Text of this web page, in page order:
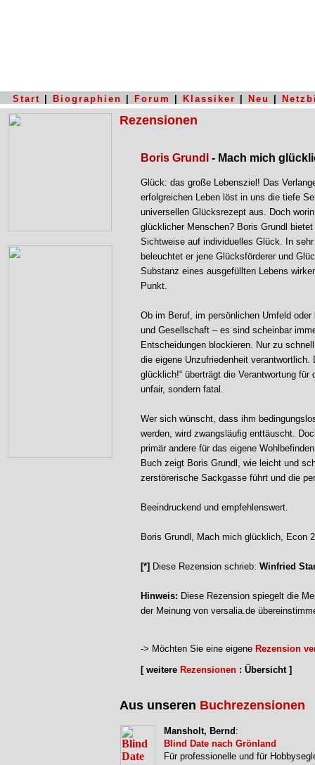
Start Biographien Forum Klassiker Neu
Rezensionen
Boris Grundl - Mach mich
Glück: das große Lebensziel! Das
erfolgreichen Leben löst in uns die tiefe
universellen Glücksrezept aus. Doch
glücklicher Menschen? Boris Grundl
Sichtweise auf individuelles Glück. In
beleuchtet er jene Glücksförderer und
Substanz eines ausgefüllten Lebens
Punkt.
Ob im Beruf, im persönlichen Umfeld
und Gesellschaft – es sind scheinbar
Entscheidungen blockieren. Nur zu
die eigene Unzufriedenheit verantwortlich.
glücklich!“ überträgt die Verantwortung
unfair, sondern fatal.
Wer sich wünscht, dass ihm
werden, wird zwangsläufig enttäuscht.
primär andere für das eigene
Buch zeigt Boris Grundl, wie leicht und
zerstörerische Sackgasse führt und die
Beeindruckend und empfehlenswert.
Boris Grundl, Mach mich glücklich, Econ
[*] Diese Rezension schrieb: Winfried
Hinweis: Diese Rezension spiegelt die
der Meinung von versalia.de
-> Möchten Sie eine eigene Rezension
[ weitere Rezensionen : Übersicht ]
Aus unseren Buchrezensionen
Mansholt, Bernd :
Blind Date nach Grönland
Für professionelle und für